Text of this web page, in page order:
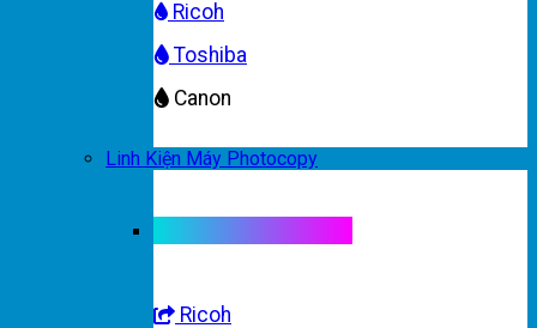
Ricoh
Toshiba
Canon
Linh Kiện Máy Photocopy
Ricoh